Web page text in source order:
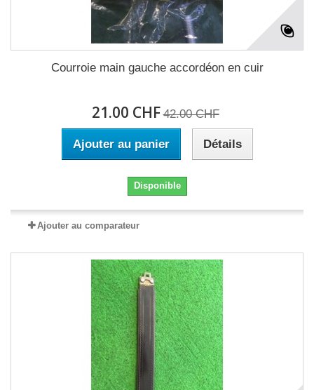
Courroie main gauche accordéon en cuir
21.00 CHF 42.00 CHF
Ajouter au panier Détails
Disponible
Ajouter au comparateur